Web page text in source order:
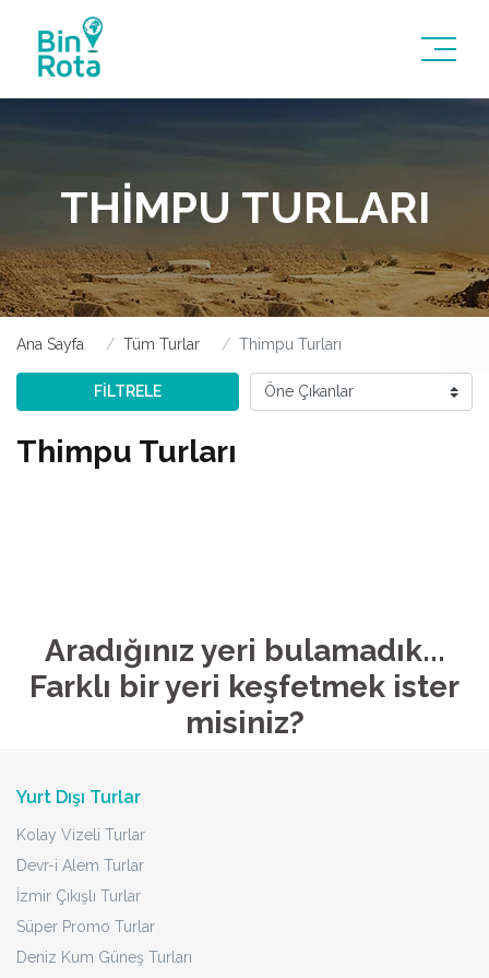
THIMPU TURLARI
Ana Sayfa Tüm Turlar Thimpu Turları
FİLTRELE
Thimpu Turları
Aradığınız yeri bulamadık...
Farklı bir yeri keşfetmek ister
misiniz?
Yurt Dışı Turlar
Kolay Vizeli Turlar
Devr-i Alem Turlar
İzmir Çıkışlı Turlar
Süper Promo Turlar
Deniz Kum Güneş Turları